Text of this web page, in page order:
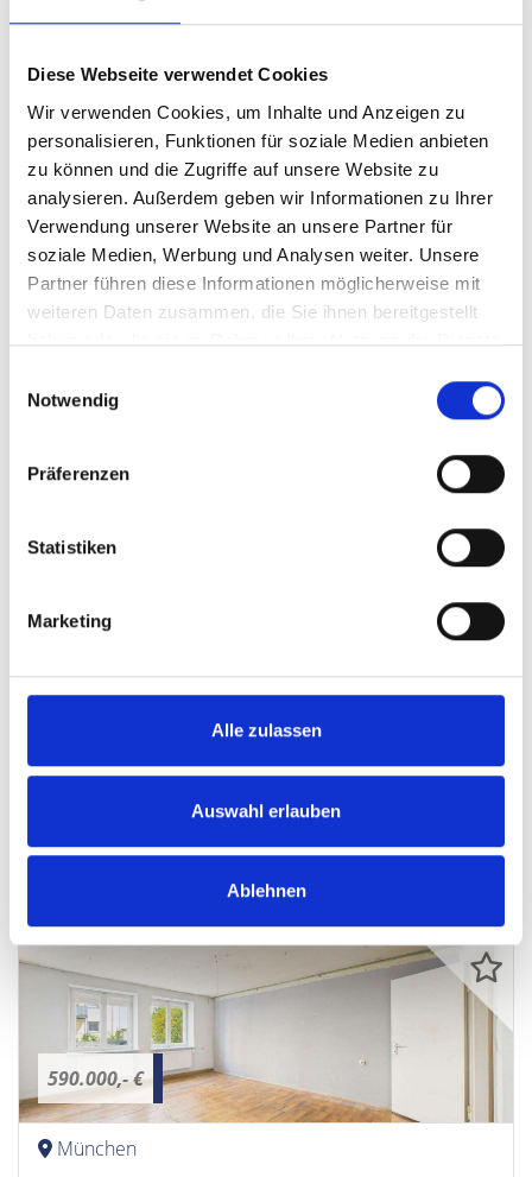
Diese Webseite verwendet Cookies
Wir verwenden Cookies, um Inhalte und Anzeigen zu
personalisieren, Funktionen für soziale Medien anbieten
zu können und die Zugriffe auf unsere Website zu
analysieren. Außerdem geben wir Informationen zu Ihrer
Verwendung unserer Website an unsere Partner für
soziale Medien, Werbung und Analysen weiter. Unsere
Partner führen diese Informationen möglicherweise mit
weiteren Daten zusammen, die Sie ihnen bereitgestellt
haben oder die sie im Rahmen Ihrer Nutzung der Dienste
Notwendig
Präferenzen
Statistiken
Marketing
Alle zulassen
Auswahl erlauben
Ablehnen
VERKAUFT
München
VERKAUFT: Dachterrassentraum - Exklusives
Wohnung
88 m²
WOHNFLÄCHE
VERKAUFT
München
87 m²
WOHNFLÄCHE
3
ZIMMER
590.000,- €
München